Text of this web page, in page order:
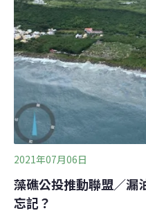
業，以及未來法規、制度
逾1000萬求償 生態復原
島到離島，中油頻頻發生
中油大林廠是全國油料輸
型油輪的輸油浮筒、水下
2021年07月06日
藻礁公投推動聯盟／漏
忘記？